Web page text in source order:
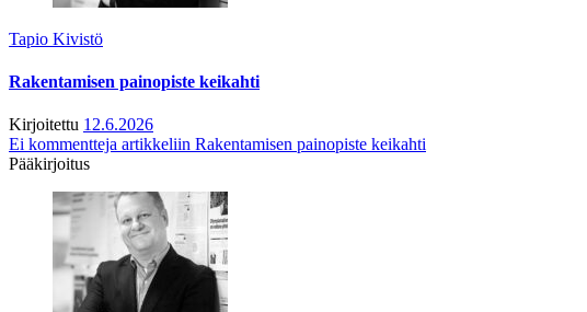
Tapio Kivistö
Rakentamisen painopiste keikahti
Kirjoitettu 12.6.2026
Ei kommentteja artikkeliin Rakentamisen painopiste keikahti
Pääkirjoitus